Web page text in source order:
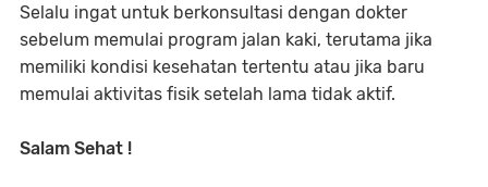
Selalu ingat untuk berkonsultasi dengan dokter
sebelum memulai program jalan kaki, terutama jika
memiliki kondisi kesehatan tertentu atau jika baru
memulai aktivitas fisik setelah lama tidak aktif.
Salam Sehat !